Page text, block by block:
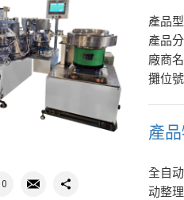
0
產品
產品
廠商
攤位
產
全自
动整